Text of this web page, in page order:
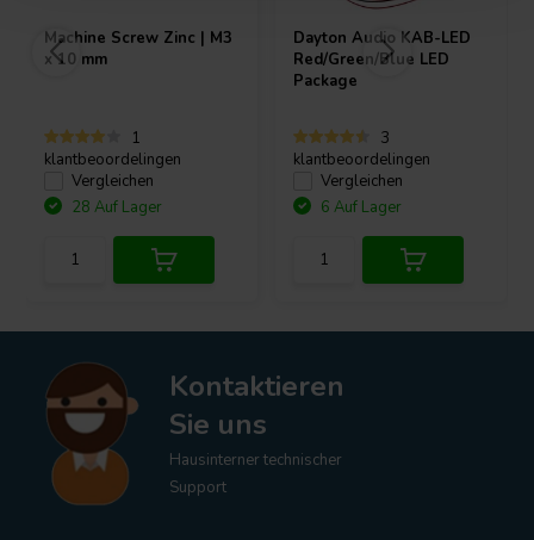
Machine Screw Zinc | M3
x 10 mm
1
klantbeoordelingen
Vergleichen
28 Auf Lager
Dayton Audio KAB-LED
Red/Green/Blue LED
Package
3
klantbeoordelingen
Vergleichen
6 Auf Lager
Kontaktieren
Sie uns
Hausinterner technischer
Support